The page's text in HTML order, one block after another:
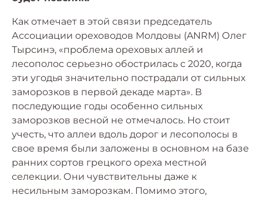
Как отмечает в этой связи председатель
Ассоциации ореховодов Молдовы (ANRM) Олег
Тырсинэ, «проблема ореховых аллей и
лесополос серьезно обострилась с 2020, когда
эти угодья значительно пострадали от сильных
заморозков в первой декаде марта». В
последующие годы особенно сильных
заморозков весной не отмечалось. Но стоит
учесть, что аллеи вдоль дорог и лесополосы в
свое время были заложены в основном на базе
ранних сортов грецкого ореха местной
селекции. Они чувствительны даже к
несильным заморозкам. Помимо этого,